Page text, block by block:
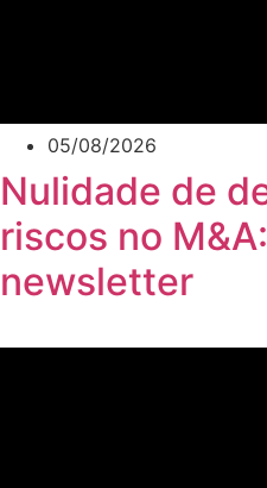
05/08/2026
Nulidade de
riscos no
newsletter